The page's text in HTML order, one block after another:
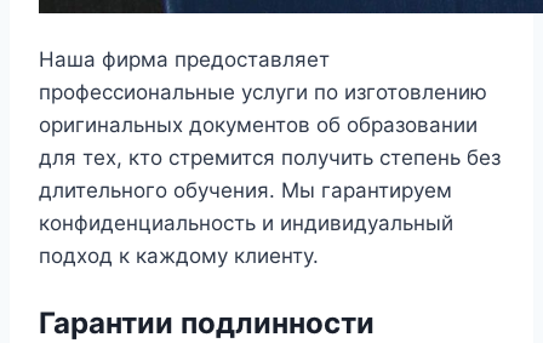
Наша фирма предоставляет
профессиональные услуги по изготовлению
оригинальных документов об образовании
для тех, кто стремится получить степень без
длительного обучения. Мы гарантируем
конфиденциальность и индивидуальный
подход к каждому клиенту.
Гарантии подлинности